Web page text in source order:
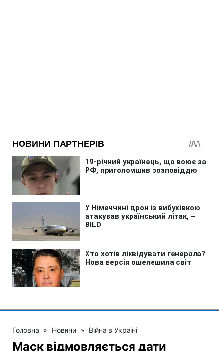
Головна » Новини » Війна в Україні
Маск відмовляється дати